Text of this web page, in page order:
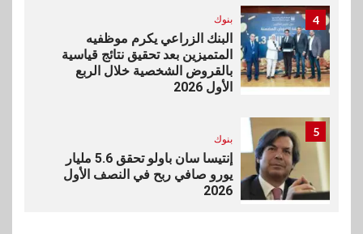
4 بنوك
البنك الزراعي يكرم موظفيه
المتميزين بعد تحقيق نتائج قياسية
بالقروض الشخصية خلال الربع
الأول 2026
5
بنوك
إنتيسا سان باولو تحقق 5.6 مليار
يورو صافي ربح في النصف الأول
2026